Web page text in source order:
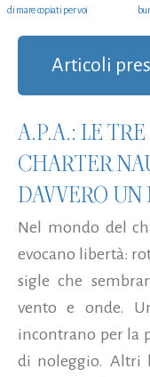
di mare copiati per voi
Articoli
A.P.A.: LE
CHARTER
DAVVERO
Nel mondo del
evocano libertà:
sigle che
vento e onde.
incontrano per la
di noleggio. Altri